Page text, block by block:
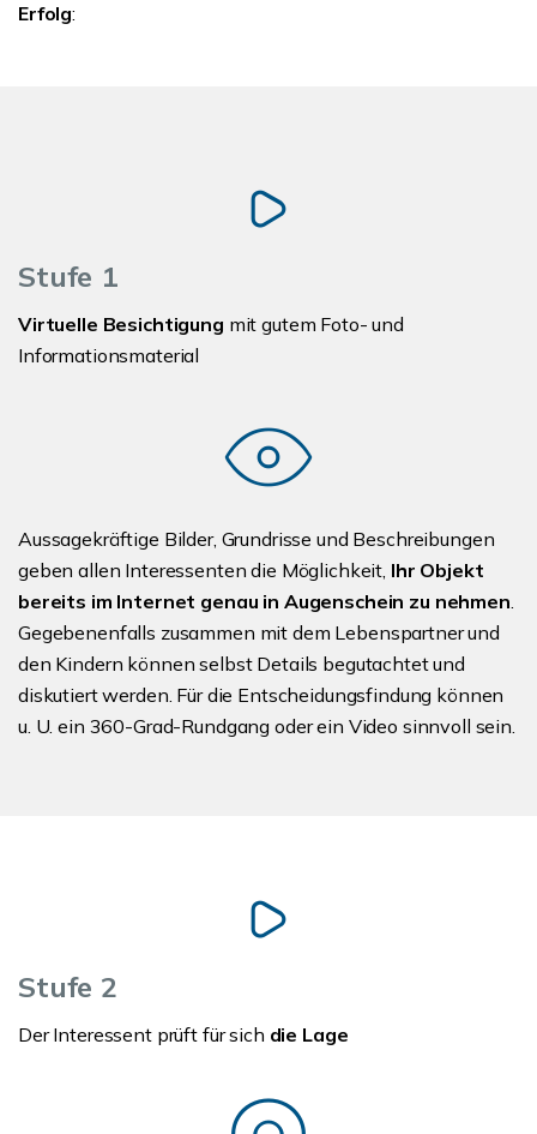
Erfolg:
Stufe 1
Virtuelle Besichtigung mit gutem Foto- und
Informationsmaterial
Aussagekräftige Bilder, Grundrisse und Beschreibungen
geben allen Interessenten die Möglichkeit, Ihr Objekt
bereits im Internet genau in Augenschein zu nehmen.
Gegebenenfalls zusammen mit dem Lebenspartner und
den Kindern können selbst Details begutachtet und
diskutiert werden. Für die Entscheidungsfindung können
u. U. ein 360-Grad-Rundgang oder ein Video sinnvoll sein.
Stufe 2
Der Interessent prüft für sich die Lage